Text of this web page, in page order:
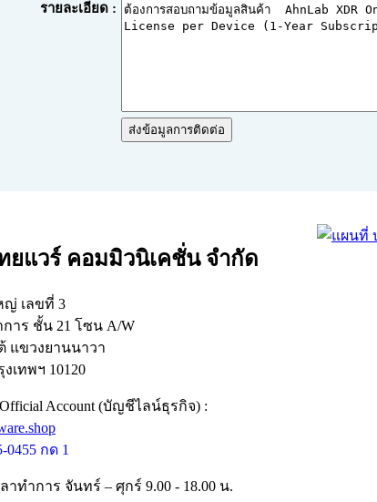
รายละเอียด :
ยแวร์ คอมมิวนิเคชั่น จำกัด
ญ่ เลขที่ 3
าร ชั้น 21 โซน A/W
แขวงยานนาวา
เทพฯ 10120
Account (บัญชีไลน์ธุรกิจ) :
0455 กด 1
าทำการ จันทร์ – ศุกร์ 9.00 - 18.00 น.